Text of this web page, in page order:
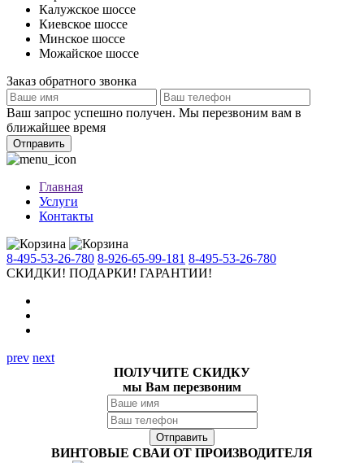
Калужское шоссе
Киевское шоссе
Минское шоссе
Можайское шоссе
Заказ обратного звонка
Ваш запрос успешно получен. Мы перезвоним вам в
ближайшее время
Отправить
Главная
Услуги
Контакты
8-495-53-26-780 8-926-65-99-181 8-495-53-26-780
СКИДКИ! ПОДАРКИ! ГАРАНТИИ!
prev next
ПОЛУЧИТЕ СКИДКУ
мы Вам перезвоним
ВИНТОВЫЕ СВАИ ОТ ПРОИЗВОДИТЕЛЯ